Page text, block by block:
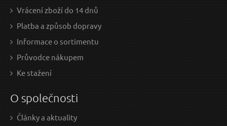
Vrácení zboží do 14 dnů
Platba a způsob dopravy
Informace o sortimentu
Průvodce nákupem
Ke stažení
O společnosti
Články a aktuality